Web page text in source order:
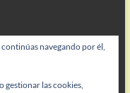
continúas navegando por él,
gestionar las cookies,